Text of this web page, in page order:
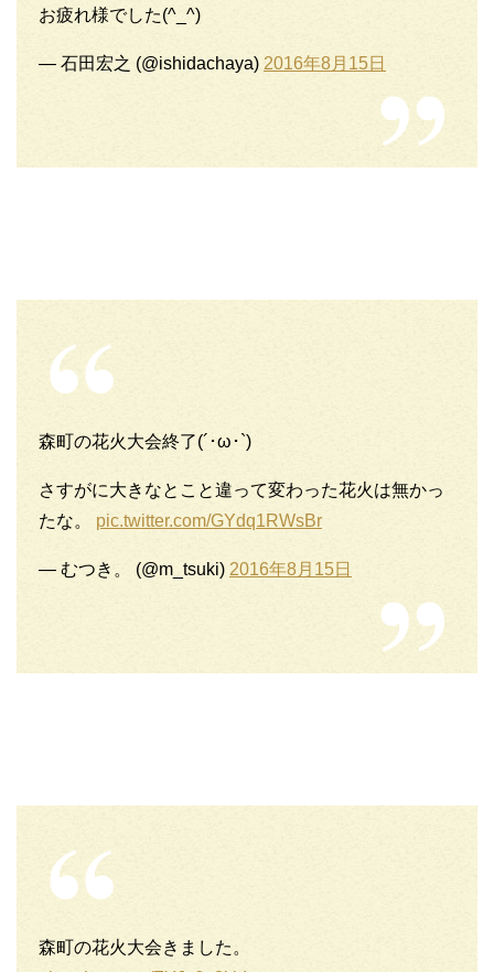
お疲れ様でした(^_^)
— 石田宏之 (@ishidachaya) 2016年8月15日
森町の花火大会終了(´･ω･`)
さすがに大きなとこと違って変わった花火は無かっ
たな。 pic.twitter.com/GYdq1RWsBr
— むつき。 (@m_tsuki) 2016年8月15日
森町の花火大会きました。